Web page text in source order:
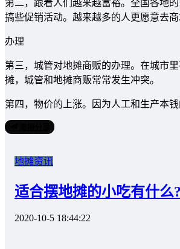
第二，跟着人们越来越富裕。全国各地
搞些促销活动。越来越多的人更愿意去
办理
第三，城管对地摊商贩的办理。在城市
摊，城管和地摊商贩常常发生冲突。
第四，物价的上涨。因为人工和生产本
地摊资讯
适合摆地摊的小吃有什么?
2020-10-5 18:44:22